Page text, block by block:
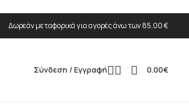
Δωρεάν μεταφορικά για αγορές άνω των 85,00 €
Σύνδεση / Εγγραφή 0.00€